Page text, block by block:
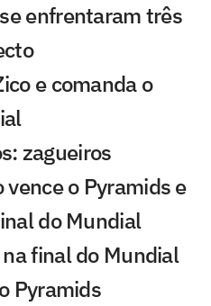
enfrentaram três
e comanda o
zagueiros
o Pyramids e
do Mundial
final do Mundial
Pyramids